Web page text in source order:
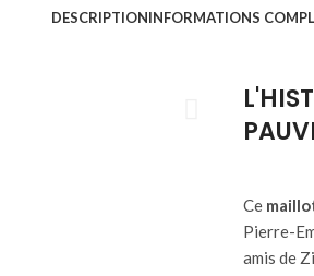
DESCRIPTIONINFORMATIONS
Ce
Pierre-
amis de